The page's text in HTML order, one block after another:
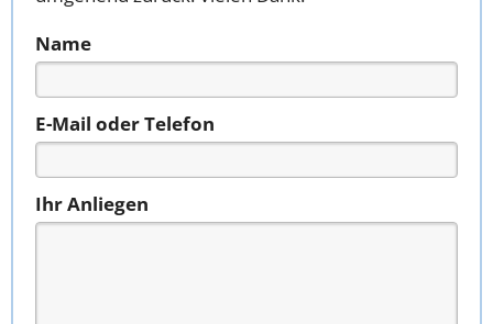
Name
E-Mail oder Telefon
Ihr Anliegen